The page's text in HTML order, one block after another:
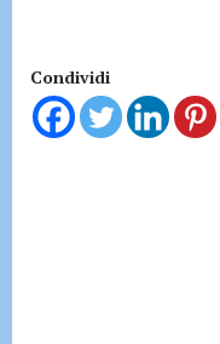
o
n
Condividi